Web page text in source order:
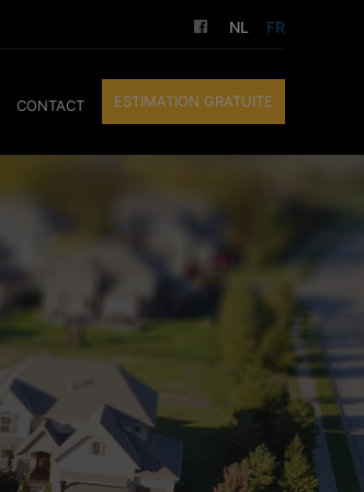
NL FR
CONTACT ESTIMATION GRATUITE